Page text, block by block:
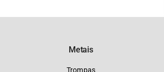
Metais
Trompas